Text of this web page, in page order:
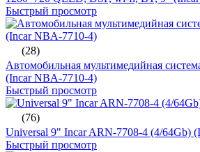
Быстрый просмотр
(28)
Автомобильная мультимедийная
(Incar NBA-7710-4)
Быстрый просмотр
(76)
Universal 9" Incar ARN-7708-4 (4/64Gb)
Быстрый просмотр